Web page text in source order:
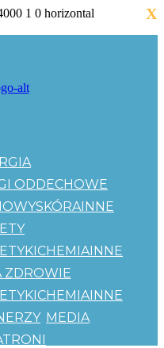
1 0 horizontal
ODDECHOWE
SKÓRAINNE
CHEMIAINNE
ZDROWIE
CHEMIAINNE
MEDIA
X